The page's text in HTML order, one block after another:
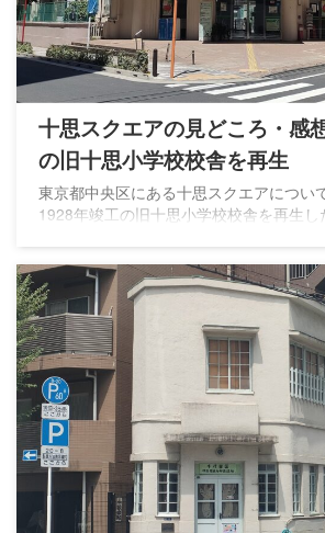
十思スクエアの見どころ・感
の旧十思小学校校舎を再生
東京都中央区にある十思スクエアについ
1928年竣工の旧十思小学校校舎を再生し